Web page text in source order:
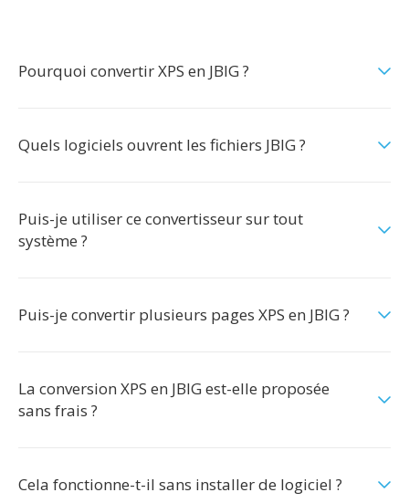
Pourquoi convertir XPS en JBIG ?
Quels logiciels ouvrent les fichiers JBIG ?
Puis-je utiliser ce convertisseur sur tout
système ?
Puis-je convertir plusieurs pages XPS en JBIG ?
La conversion XPS en JBIG est-elle proposée
sans frais ?
Cela fonctionne-t-il sans installer de logiciel ?